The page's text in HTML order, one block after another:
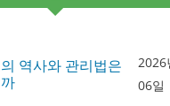
역사와 관리법은
2026
06일